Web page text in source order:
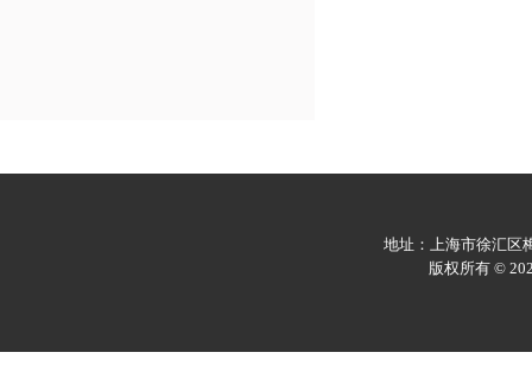
地址：上海市徐汇
版权所有 ©